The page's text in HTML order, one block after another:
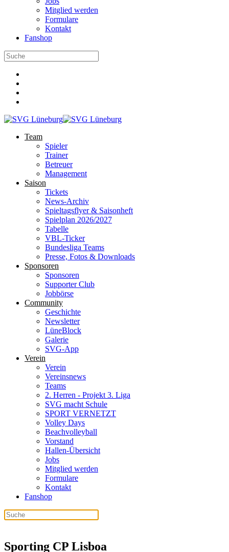
Mitglied werden
Formulare
Kontakt
Fanshop
Team
Spieler
Trainer
Betreuer
Management
Saison
Tickets
News-Archiv
Spieltagsflyer & Saisonheft
Spielplan 2026/2027
Tabelle
VBL-Ticker
Bundesliga Teams
Presse, Fotos & Downloads
Sponsoren
Sponsoren
Supporter Club
Jobbörse
Community
Geschichte
Newsletter
LüneBlock
Galerie
SVG-App
Verein
Verein
Vereinsnews
Teams
2. Herren - Projekt 3. Liga
SVG macht Schule
SPORT VERNETZT
Volley Days
Beachvolleyball
Vorstand
Hallen-Übersicht
Jobs
Mitglied werden
Formulare
Kontakt
Fanshop
Sporting CP Lisboa